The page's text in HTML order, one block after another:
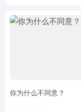
你为什么不同意？